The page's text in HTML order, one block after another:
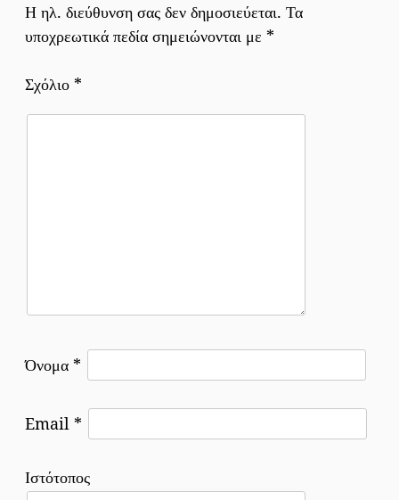
Η ηλ. διεύθυνση σας δεν δημοσιεύεται. Τα
υποχρεωτικά πεδία σημειώνονται με *
Σχόλιο *
Όνομα *
Email *
Ιστότοπος